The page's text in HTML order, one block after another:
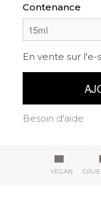
Contenance
En vente sur l'e-
Besoin d'aide
VEGAN